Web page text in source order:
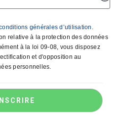
générales d’utilisation
relative à la protection des données
à la loi 09-08, vous disposez
et d'opposition au
personnelles.